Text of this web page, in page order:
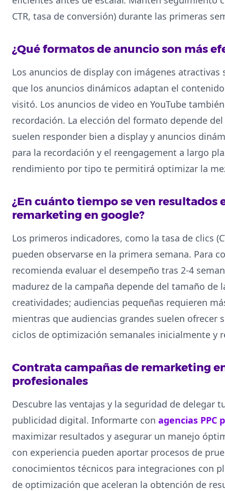
CTR, tasa de conversión) durante las primeras
¿Qué formatos de anuncio son más
Los anuncios de display con imágenes
que los anuncios dinámicos adaptan el
visitó. Los anuncios de video en YouTube
recordación. La elección del formato depende
suelen responder bien a display y anuncios
para la recordación y el reengagement a largo
rendimiento por tipo te permitirá optimizar la
¿En cuánto tiempo se ven resultados
remarketing en google?
Los primeros indicadores, como la tasa de clics
pueden observarse en la primera semana. Para
recomienda evaluar el desempeño tras 2-4
madurez de la campaña depende del tamaño de
creatividades; audiencias pequeñas requieren
mientras que audiencias grandes suelen ofrecer
ciclos de optimización semanales inicialmente y
Contrata campañas de remarketing
profesionales
Descubre las ventajas y la seguridad de delegar
publicidad digital. Informarte con agencias PPC
maximizar resultados y asegurar un manejo
con experiencia pueden aportar procesos de
conocimientos técnicos para integraciones con
de optimización que aceleran la obtención de